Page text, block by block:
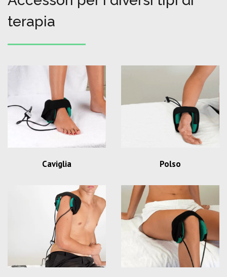
terapia
Caviglia Polso